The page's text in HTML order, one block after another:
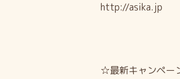
http://asika.jp
☆最新キャンペー